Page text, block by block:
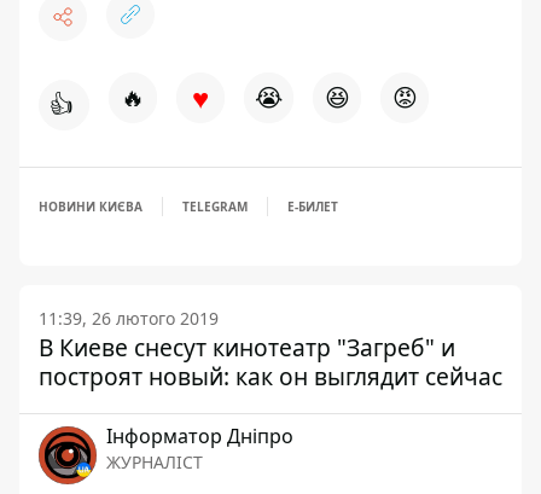
👍 🔥 ♥ 😭 😆 😡
НОВИНИ КИЄВА TELEGRAM Е-БИЛЕТ
11:39, 26 лютого 2019
В Киеве снесут кинотеатр "Загреб" и
построят новый: как он выглядит сейчас
Інформатор Дніпро
ЖУРНАЛІСТ